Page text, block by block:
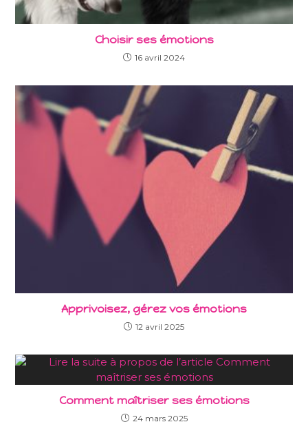
Choisir ses émotions
16 avril 2024
Apprivoisez, gérez vos émotions
12 avril 2025
Comment maîtriser ses émotions
24 mars 2025